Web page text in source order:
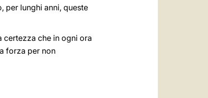
per lunghi anni, queste
certezza che in ogni ora
forza per non